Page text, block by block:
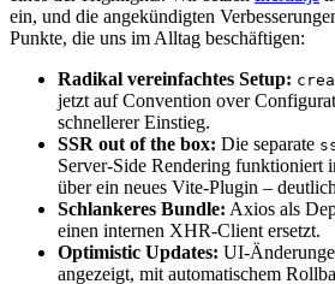
ein, und die angekündigten
Punkte, die uns im Alltag beschäftigen:
Radikal vereinfachtes Setup:
jetzt auf Convention over
schnellerer Einstieg.
SSR out of the box: Die separate
Server-Side Rendering funktioniert
über ein neues Vite-Plugin –
Schlankeres Bundle: Axios als
einen internen XHR-Client ersetzt.
Optimistic Updates: UI-
angezeigt, mit automatischem